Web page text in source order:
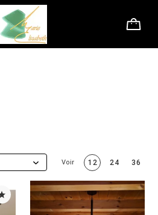
Voir 12 24 36